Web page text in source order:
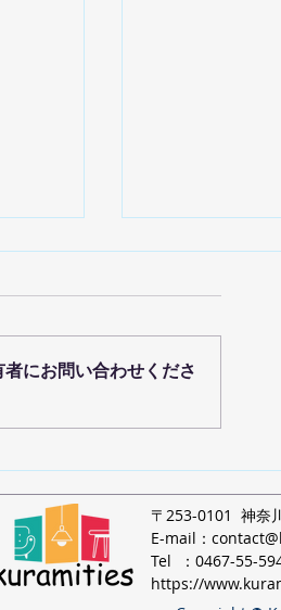
アロマセラピ
にお問い合わせくださ
〒253-0101 神奈
E-mail：
Tel ：0467-55-
https://